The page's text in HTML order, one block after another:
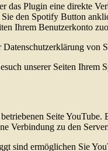
das Plugin eine direkte
Sie den Spotify Button
Ihrem Benutzerkonto
von
unserer Seiten
Seite
Verbindung zu den
sind ermöglichen Sie